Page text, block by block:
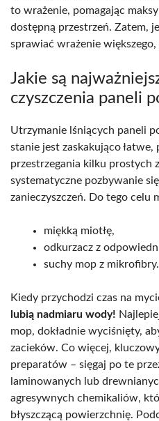
to wrażenie, pomagając
dostępną przestrzeń. Zatem,
sprawiać wrażenie
Jakie są
czyszczenia paneli
Utrzymanie lśniących paneli
stanie jest zaskakująco
przestrzegania kilku prostych
systematyczne pozbywanie
zanieczyszczeń. Do tego celu
miękką miotłę,
odkurzacz z
suchy mop z mikrofibry.
Kiedy przychodzi czas na
lubią nadmiaru wody!
mop, dokładnie wyciśnięty,
zacieków. Co więcej,
preparatów – sięgaj po te
laminowanych lub
agresywnych chemikaliów,
błyszczącą powierzchnię.